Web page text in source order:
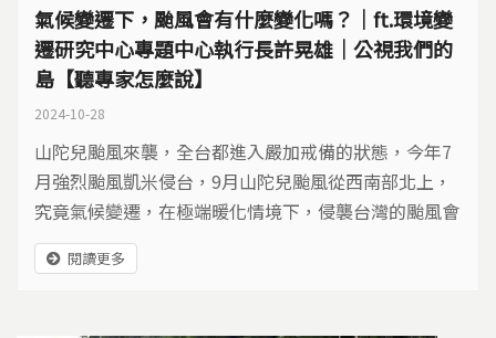
氣候變遷下，颱風會有什麼變化嗎？｜ft.環境變
遷研究中心專題中心執行長許晃雄｜公視我們的
島【聽專家怎麼說】
2024-10-28
山陀兒颱風來襲，全台都進入嚴加戒備的狀態，今年7
月強烈颱風凱米侵台，9月山陀兒颱風從西南部北上，
究竟氣候變遷，在極端暖化情境下，侵襲台灣的颱風會
有哪些變化？
閱讀更多